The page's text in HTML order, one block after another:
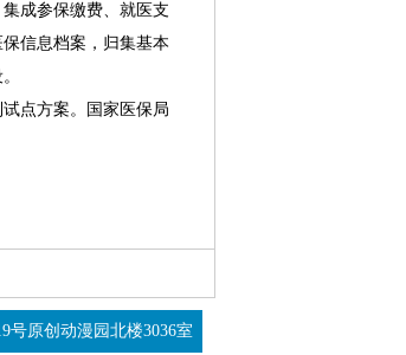
成参保缴费、就医支
信息档案，归集基本
点方案。国家医保局
号原创动漫园北楼3036室